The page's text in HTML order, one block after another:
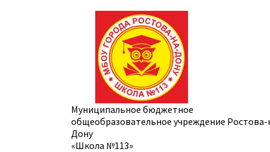
Муниципальное бюджетное
общеобразовательное учреждение
Дону
«Школа №113»